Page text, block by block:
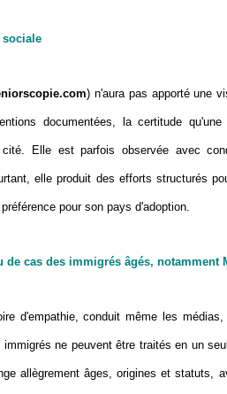
sociale
) n'aura pas apporté une
documentées, la certitude qu'une
Elle est parfois observée avec
elle produit des efforts structurés
pour son pays d'adoption.
cas des immigrés âgés, notamment
d'empathie, conduit même les
ne peuvent être traités en un
allègrement âges, origines et statuts,